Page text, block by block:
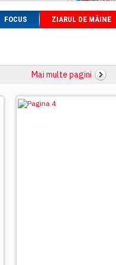
FOCUS ZIARUL DE MÂINE
Mai multe pagini